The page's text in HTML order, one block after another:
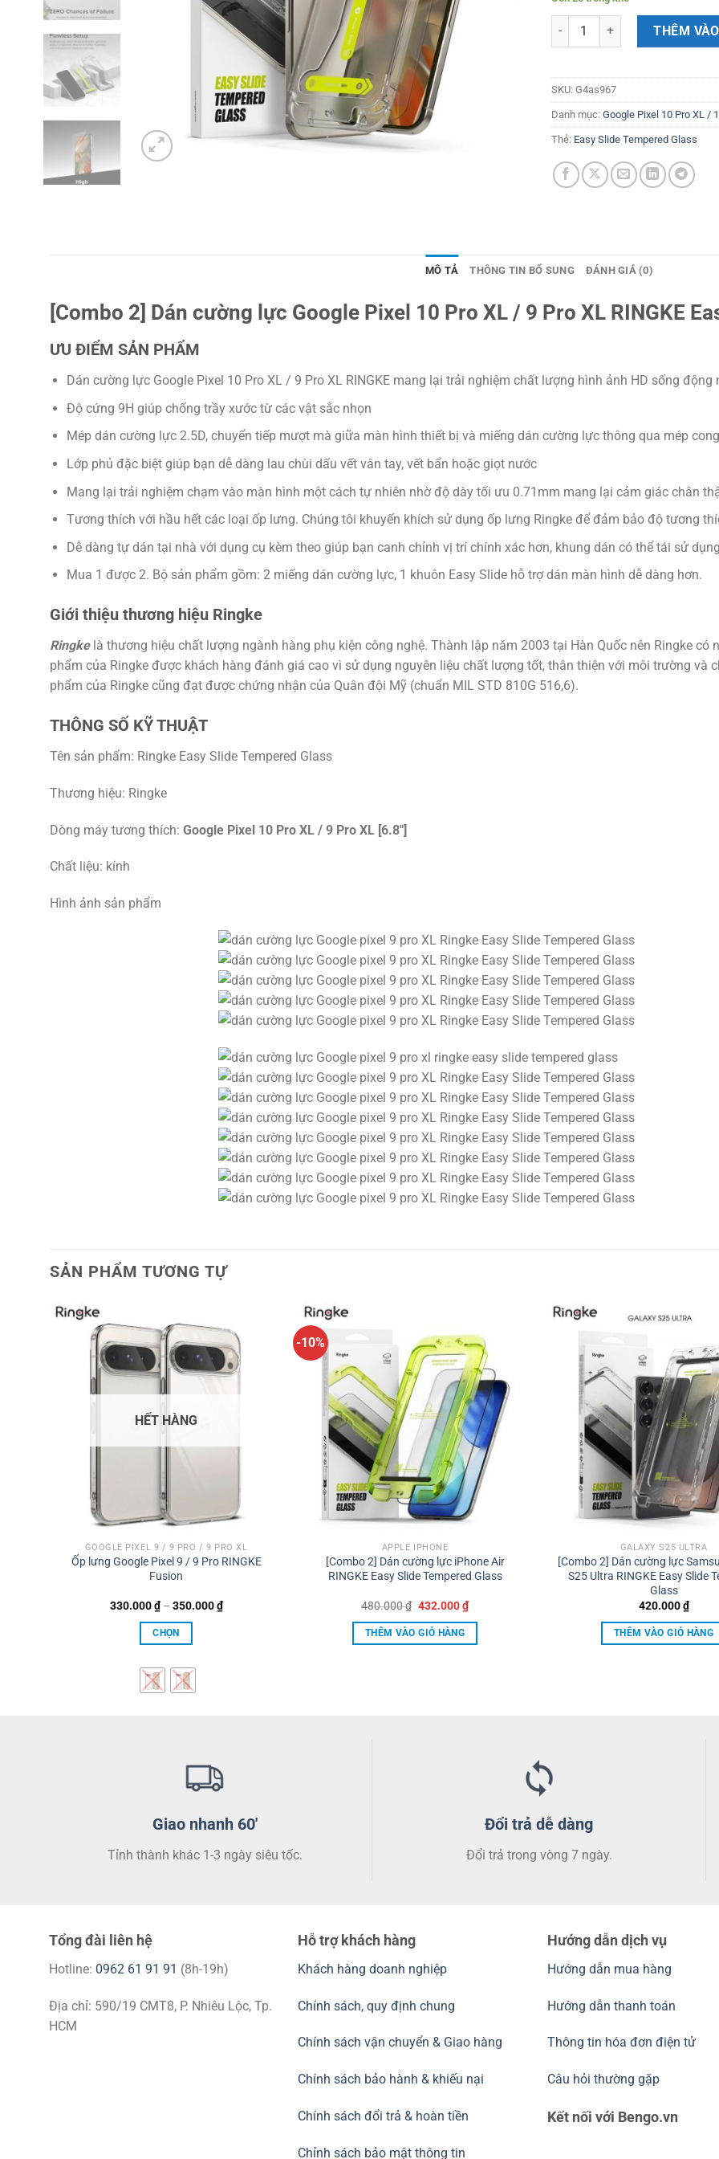
[Combo 2] Dán cường lực
THÊM
SKU: G4as967
Danh mục: Google Pixel 10 Pro XL /
Thẻ: Easy Slide Tempered Glass
MÔ TẢ THÔNG TIN BỔ SUNG ĐÁNH GIÁ (0)
[Combo 2] Dán cường lực Google Pixel 10 Pro XL / 9 Pro XL RINGKE
ƯU ĐIỂM SẢN PHẨM
Dán cường lực Google Pixel 10 Pro XL / 9 Pro XL RINGKE mang lại trải nghiệm chất lượng hình ảnh HD sống động
Độ cứng 9H giúp chống trầy xước từ các vật sắc nhọn
Mép dán cường lực 2.5D, chuyển tiếp mượt mà giữa màn hình thiết bị và miếng dán cường lực thông qua mép
Lớp phủ đặc biệt giúp bạn dễ dàng lau chùi dấu vết vân tay, vết bẩn hoặc giọt nước
Mang lại trải nghiệm chạm vào màn hình một cách tự nhiên nhờ độ dày tối ưu 0.71mm mang lại cảm giác chân
Tương thích với hầu hết các loại ốp lưng. Chúng tôi khuyến khích sử dụng ốp lưng Ringke để đảm bảo độ tương
Dễ dàng tự dán tại nhà với dụng cụ kèm theo giúp bạn canh chỉnh vị trí chính xác hơn, khung dán có thể tái sử
Mua 1 được 2. Bộ sản phẩm gồm: 2 miếng dán cường lực, 1 khuôn Easy Slide hỗ trợ dán màn hình dễ dàng hơn.
Giới thiệu thương hiệu Ringke
Ringkelà thương hiệu chất lượng ngành hàng phụ kiện công nghệ. Thành lập năm 2003 tại Hàn Quốc nên Ringke có
phẩm của Ringke được khách hàng đánh giá cao vì sử dụng nguyên liệu chất lượng tốt, thân thiện với môi trường và
phẩm của Ringke cũng đạt được chứng nhận của Quân đội Mỹ (chuẩn MIL STD 810G 516,6).
THÔNG SỐ KỸ THUẬT
Tên sản phẩm: Ringke Easy Slide Tempered Glass
Thương hiệu: Ringke
Dòng máy tương thích: Google Pixel 10 Pro XL / 9 Pro XL [6.8″]
Chất liệu: kính
Hình ảnh sản phẩm
SẢN PHẨM TƯƠNG TỰ
HẾT HÀNG
GOOGLE PIXEL 9 / 9 PRO / 9 PRO XL
Ốp lưng Google Pixel 9 / 9 Pro RINGKE
Fusion
330.000₫ – 350.000₫Khoảng
CHỌN
phẩm
này
chọn
thể
phẩm
-10%
APPLE IPHONE
[Combo 2] Dán cường lực iPhone Air
RINGKE Easy Slide Tempered Glass
480.000₫ Giá
là:
480.000 ₫.
432.000₫Giá
THÊM VÀO GIỎ HÀNG
GALAXY S25 ULTRA
[Combo 2] Dán cường lực
S25 Ultra RINGKE Easy Slide
Glass
420.000₫
THÊM VÀO GIỎ HÀNG
Giao nhanh 60'
Tỉnh thành khác 1-3 ngày siêu tốc.
Đổi trả dễ dàng
Đổi trả trong vòng 7 ngày.
Tổng đài liên hệ
Hotline: 0962 61 91 91 (8h-19h)
Địa chỉ: 590/19 CMT8, P. Nhiêu Lộc, Tp.
HCM
Hỗ trợ khách hàng
Khách hàng doanh nghiệp
Chính sách, quy định chung
Chính sách vận chuyển & Giao hàng
Chính sách bảo hành & khiếu nại
Chính sách đổi trả & hoàn tiền
Chỉnh sách bảo mật thông tin
Hướng dẫn dịch vụ
Hướng dẫn mua hàng
Hướng dẫn thanh toán
Thông tin hóa đơn điện tử
Câu hỏi thường gặp
Kết nối với Bengo.vn